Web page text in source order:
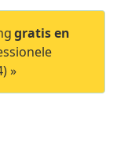
gratis en
»